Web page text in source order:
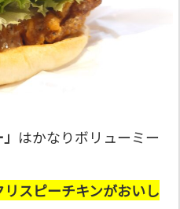
はかなりボリューミー
リスピーチキンがおいし